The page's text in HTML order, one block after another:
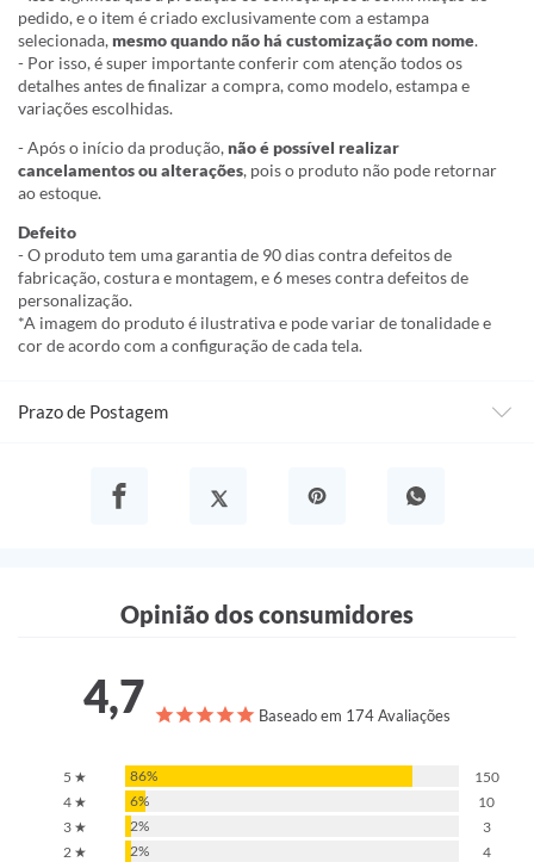
pedido, e o item é criado exclusivamente com a estampa
selecionada,mesmo quando não há customização com nome.
- Por isso, é super importante conferir com atenção todos os
detalhes antes de finalizar a compra, como modelo, estampa e
variações escolhidas.
- Após o início da produção,não é possível realizar
cancelamentos ou alterações, pois o produto não pode retornar
ao estoque.
Defeito
- O produto tem uma garantia de 90 dias contra defeitos de
fabricação, costura e montagem, e 6 meses contra defeitos de
personalização.
*A imagem do produto é ilustrativa e pode variar de tonalidade e
cor de acordo com a configuração de cada tela.
Prazo de Postagem
Opinião dos consumidores
4,7 Baseado em 174 Avaliações
5 ★ 86%
150
4 ★
6%
10
3 ★
2%
3
2 ★
2%
4